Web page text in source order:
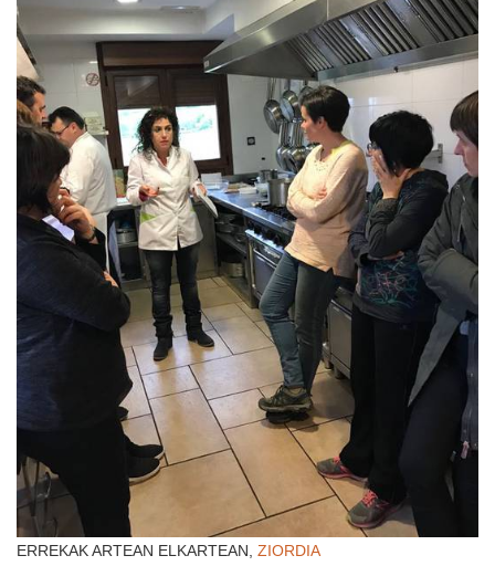
ERREKAK ARTEAN ELKARTEAN, ZIORDIA